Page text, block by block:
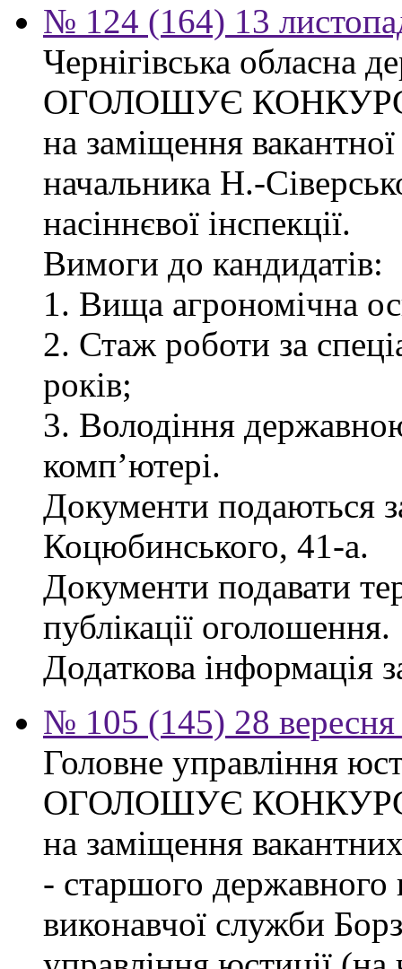
№ 124 (164) 13
Чернігівська обласна
ОГОЛОШУЄ
на заміщення
начальника Н.-
насіннєвої інспекції.
Вимоги до кандидатів:
1. Вища агрономічна
2. Стаж роботи за
років;
3. Володіння
комп’ютері.
Документи подаються
Коцюбинського, 41-а.
Документи подавати
публікації оголошення.
Додаткова інформація
№ 105 (145) 28 вересня
Головне управління
ОГОЛОШУЄ
на заміщення
- старшого державного
виконавчої служби